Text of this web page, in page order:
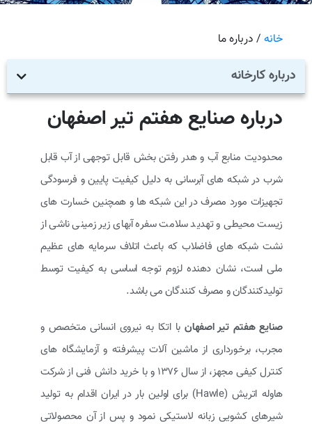
خانه / درباره ما
درباره کارخانه
درباره صنایع هفتم تیر اصفهان
محدودیت منابع آب و هدر رفتن بخش قابل توجهی از آب قابل
شرب در شبکه های آبرسانی به دلیل کیفیت پایین و فرسودگی
تجهیزات مورد مصرف در این شبکه ها و همچنین خسارت های
زیست محیطی و تهدید سلامت سفره آبهای زیر زمینی ناشی از
نشت شبکه های فاضلاب که باعث اتلاف سرمایه های عظیم
ملی است، نشان دهنده لزوم توجه اساسی به کیفیت توسط
تولیدکنندگان و مصرف کنندگان می باشد.
صنایع هفتم تیر اصفهانبا اتکا به نیروی انسانی متخصص و
مجرب، برخورداری از ماشین آلات پیشرفته و آزمایشگاه های
کنترل کیفی مجهز، از سال ۱۳۷۶ و با خرید دانش فنی از شرکت
هاوله اتریش (Hawle) برای اولین بار در ایران اقدام به تولید
شیرهای کشویی زبانه لاستیکی نمود و پس از آن محصولاتی